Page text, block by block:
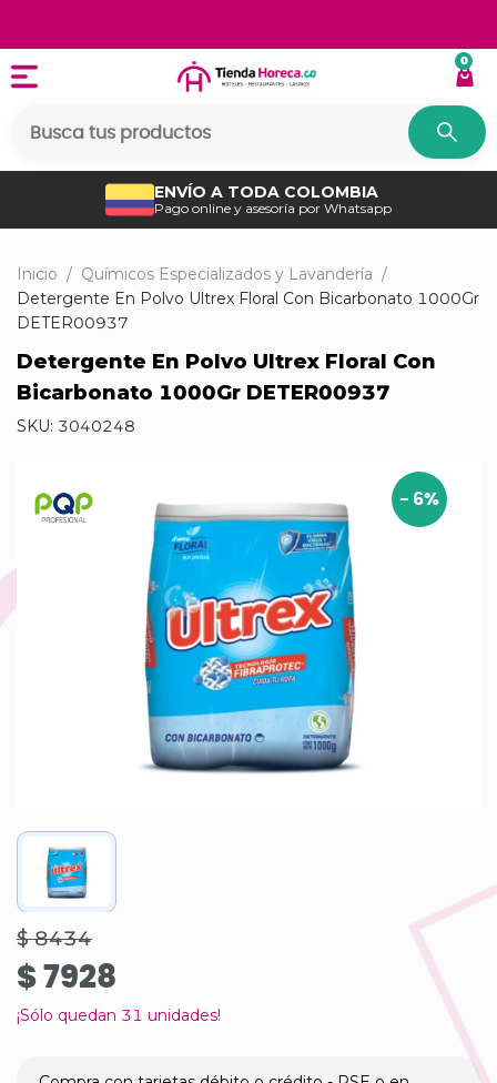
0
ENVÍO A TODA COLOMBIA
Pago online y asesoría por Whatsapp
Inicio / Químicos Especializados y Lavandería /
Detergente En Polvo Ultrex Floral Con Bicarbonato 1000Gr
DETER00937
Detergente En Polvo Ultrex Floral Con
Bicarbonato 1000Gr DETER00937
SKU: 3040248
- 6%
¡Sólo quedan 31 unidades!
$ 8434
$ 7928